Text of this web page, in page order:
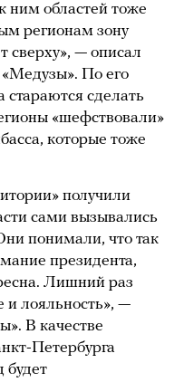
ним областей тоже
регионам зону
сверху», — описал
«Медузы». По его
сделать
«шефствовали»
которые тоже
получили
сами вызывались
понимали, что так
президента,
Лишний раз
и лояльность», —
В качестве
Петербурга
будет